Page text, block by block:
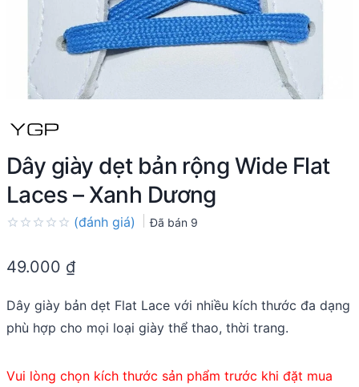
Dây giày dẹt bản rộng Wide Flat
Laces – Xanh Dương
out
(đánh giá) Đã bán 9
49.000 ₫
Dây giày bản dẹt Flat Lace với nhiều kích thước đa dạng
phù hợp cho mọi loại giày thể thao, thời trang.
Vui lòng chọn kích thước sản phẩm trước khi đặt mua